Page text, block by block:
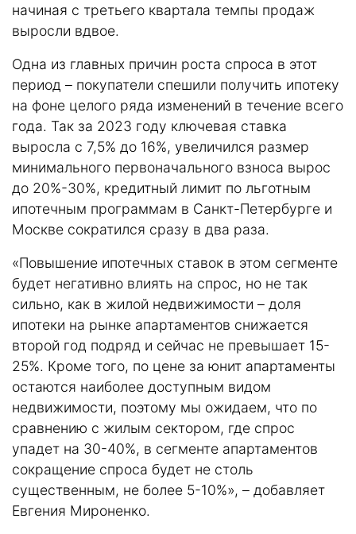
начиная с третьего квартала темпы продаж
выросли вдвое.
Одна из главных причин роста спроса в этот
период – покупатели спешили получить ипотеку
на фоне целого ряда изменений в течение всего
года. Так за 2023 году ключевая ставка
выросла с 7,5% до 16%, увеличился размер
минимального первоначального взноса вырос
до 20%-30%, кредитный лимит по льготным
ипотечным программам в Санкт-Петербурге и
Москве сократился сразу в два раза.
«Повышение ипотечных ставок в этом сегменте
будет негативно влиять на спрос, но не так
сильно, как в жилой недвижимости – доля
ипотеки на рынке апартаментов снижается
второй год подряд и сейчас не превышает 15-
25%. Кроме того, по цене за юнит апартаменты
остаются наиболее доступным видом
недвижимости, поэтому мы ожидаем, что по
сравнению с жилым сектором, где спрос
упадет на 30-40%, в сегменте апартаментов
сокращение спроса будет не столь
существенным, не более 5-10%», – добавляет
Евгения Мироненко.